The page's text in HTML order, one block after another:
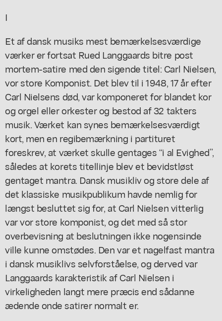
I
Et af dansk musiks mest bemærkelsesværdige
værker er fortsat Rued Langgaards bitre post
mortem-satire med den sigende titel: Carl Nielsen,
vor store Komponist. Det blev til i 1948, 17 år efter
Carl Nielsens død, var komponeret for blandet kor
og orgel eller orkester og bestod af 32 takters
musik. Værket kan synes bemærkelsesværdigt
kort, men en regibemærkning i partituret
foreskrev, at værket skulle gentages “i al Evighed”,
således at korets titellinje blev et bevidstløst
gentaget mantra. Dansk musikliv og store dele af
det klassiske musikpublikum havde nemlig for
længst besluttet sig for, at Carl Nielsen vitterlig
varvor store komponist, og det med så stor
overbevisning at beslutningen ikke nogensinde
ville kunne omstødes. Den var et nagelfast mantra
i dansk musiklivs selvforståelse, og derved var
Langgaards karakteristik af Carl Nielsen i
virkeligheden langt mere præcis end sådanne
ædende onde satirer normalt er.